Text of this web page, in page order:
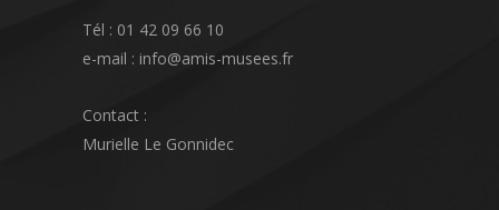
Tél : 01 42 09 66 10
e-mail : info@amis-musees.fr
Contact :
Murielle Le Gonnidec